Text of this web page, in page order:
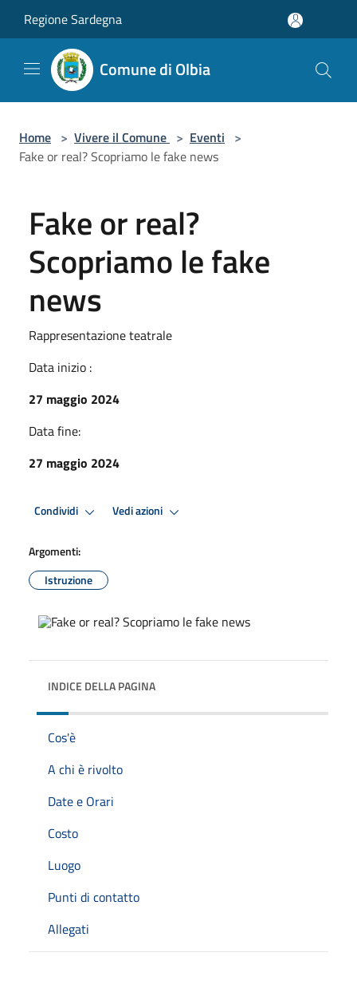
Regione Sardegna
Comune di Olbia
Home > Vivere il Comune > Eventi >
Fake or real? Scopriamo le fake news
Fake or real?
Scopriamo le fake
news
Rappresentazione teatrale
Data inizio :
27 maggio 2024
Data fine:
27 maggio 2024
Condividi Vedi azioni
Argomenti:
Istruzione
INDICE DELLA PAGINA
Cos'è
A chi è rivolto
Date e Orari
Costo
Luogo
Punti di contatto
Allegati